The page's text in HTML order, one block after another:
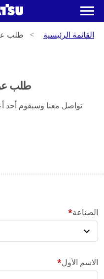
القائمة الرئيسية طلب
طلب
تواصل معنا وسيقوم أحد
الصناعة
الاسم الأول